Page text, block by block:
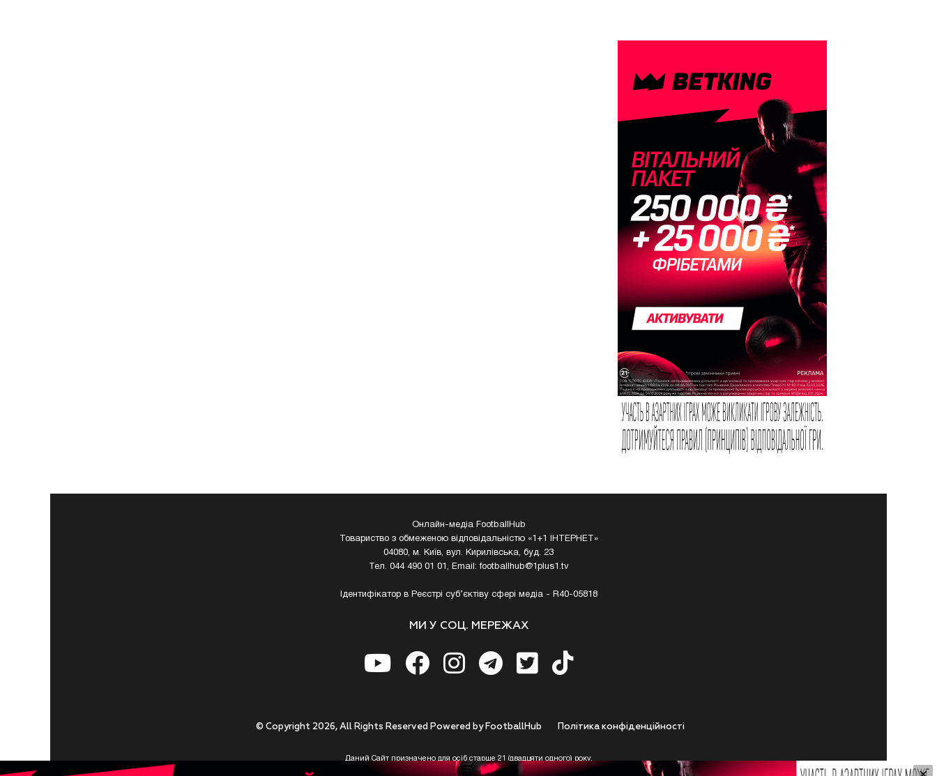
Онлайн-медіа FootballHub
Товариство з обмеженою відповідальністю «1+1 ІНТЕРНЕТ»
04080, м. Київ, вул. Кирилівська, буд. 23
Тел. 044 490 01 01, Email:footballhub@1plus1.tv
Ідентифікатор в Реєстрі суб’єктіву сфері медіа - R40-05818
МИ У СОЦ. МЕРЕЖАХ
Полiтика конфiденцiйностi
© Copyright 2026, All Rights Reserved Powered by FootballHub
Даний Сайт призначено для осіб старше 21 (двадцяти одного) року.
Приступаючи до використання https://footballhub.ua, Користувач цим підтверджує, що досяг 21-річного віку.